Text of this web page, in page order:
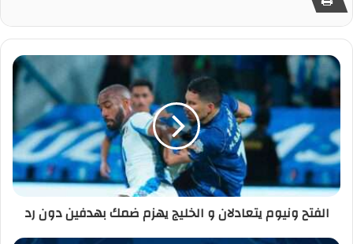
الفتح ونيوم يتعادلان و الخليج يهزم ضمك بهدفين دون رد